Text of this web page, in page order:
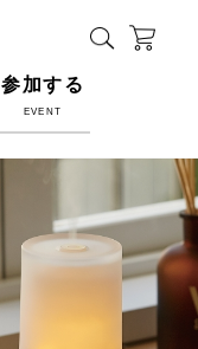
参加する
EVENT